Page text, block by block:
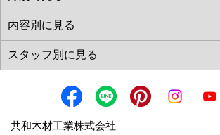
共和木材工業株式会社